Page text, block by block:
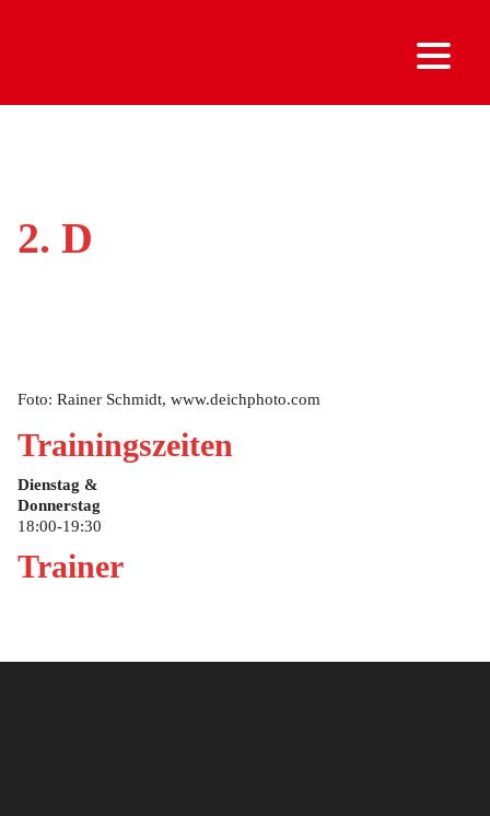
2. D
Foto: Rainer Schmidt, www.deichphoto.com
Trainingszeiten
Dienstag &
Donnerstag
18:00-19:30
Trainer